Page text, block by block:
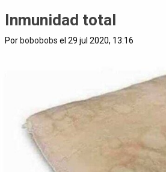
Inmunidad total
Por bobobobs el 29 jul 2020, 13:16